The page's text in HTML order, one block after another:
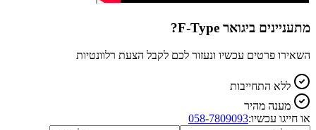
מתעניינים ביגואר F-Type ?
השאירו פרטים עכשיו ונעזור לכם לקבל הצעת רלוונטיות
ללא התחייבות
מענה מהיר
או חייגו עכשיו:058-7809093